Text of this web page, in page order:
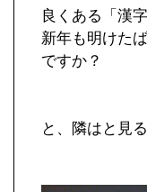
良くある「漢
新年も明けた
ですか？
と、隣はと見